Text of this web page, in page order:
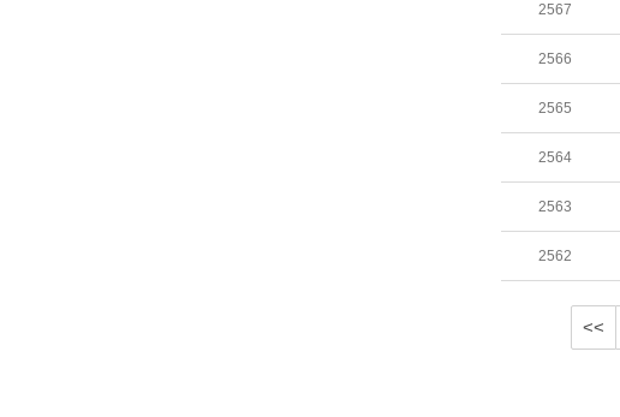
2567
2566
2565
2564
2563
2562
<<